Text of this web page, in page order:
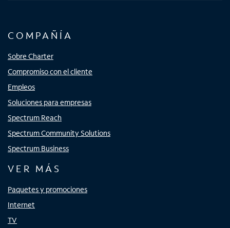
COMPAÑÍA
Sobre Charter
Compromiso con el cliente
Empleos
Soluciones para empresas
Spectrum Reach
Spectrum Community Solutions
Spectrum Business
VER MÁS
Paquetes y promociones
Internet
TV